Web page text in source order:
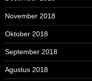
November 2018
Oktober 2018
September 2018
Agustus 2018